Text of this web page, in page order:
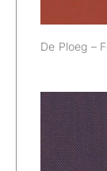
De Ploeg –
De